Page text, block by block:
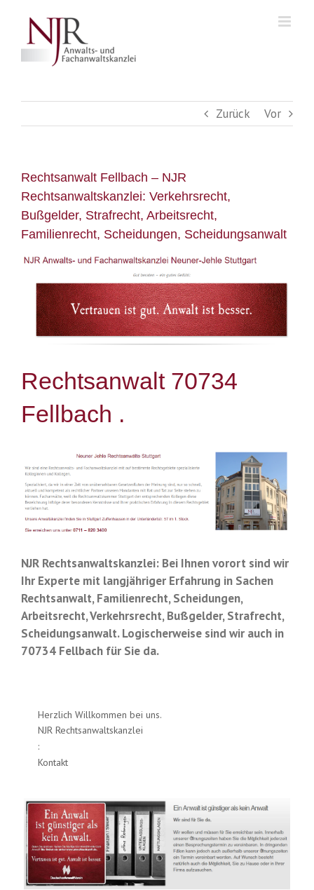
content
Zurück Vor
Rechtsanwalt Fellbach – NJR
Rechtsanwaltskanzlei: Verkehrsrecht,
Bußgelder, Strafrecht, Arbeitsrecht,
Familienrecht, Scheidungen, Scheidungsanwalt
Rechtsanwalt 70734
Fellbach .
NJR Rechtsanwaltskanzlei: Bei Ihnen vorort sind wir
Ihr Experte mit langjähriger Erfahrung in Sachen
Rechtsanwalt, Familienrecht, Scheidungen,
Arbeitsrecht, Verkehrsrecht, Bußgelder, Strafrecht,
Scheidungsanwalt. Logischerweise sind wir auch in
70734 Fellbach für Sie da.
Herzlich Willkommen bei uns.
NJR Rechtsanwaltskanzlei
:
Kontakt